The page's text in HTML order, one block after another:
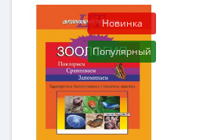
Авторы
В. Кравченко, Сабина
Маглыш
Издательство
Аверсэв
Новинка
Популярный